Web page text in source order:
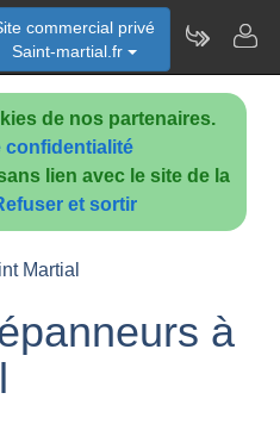
de nos partenaires.
confidentialité
lien avec le site de la
et sortir
commercial privé
Saint-martial.fr
Martial
à